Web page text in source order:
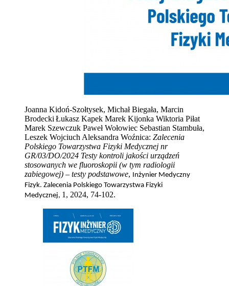
Joanna Kidoń-Szołtysek, Michał Biegała, Marcin
Brodecki Łukasz Kapek Marek Kijonka Wiktoria Piłat
Marek Szewczuk Paweł Wołowiec Sebastian Stambuła,
Leszek Wojciuch Aleksandra Woźnica: Zalecenia
Polskiego Towarzystwa Fizyki Medycznej nr
GR/03/DO/2024 Testy kontroli jakości urządzeń
stosowanych we fluoroskopii (w tym radiologii
zabiegowej) – testy podstawowe,
Inżynier Medyczny
Fizyk. Zalecenia Polskiego Towarzystwa Fizyki
Medycznej, 1, 2024, 74-102.